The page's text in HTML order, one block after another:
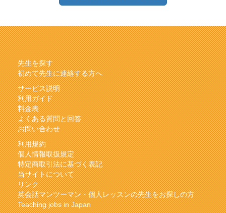
先生を探す
初めて先生に連絡する方へ
サービス説明
利用ガイド
料金表
よくある質問と回答
お問い合わせ
利用規約
個人情報取扱規定
特定商取引法に基づく表記
当サイトについて
リンク
英会話マンツーマン・個人レッスンの先生をお探しの方
Teaching jobs in Japan